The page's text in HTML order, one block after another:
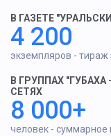
В ГАЗЕТЕ
4 200
экземпляров -
В ГРУППАХ
СЕТЯХ
8 000+
человек - суммарное